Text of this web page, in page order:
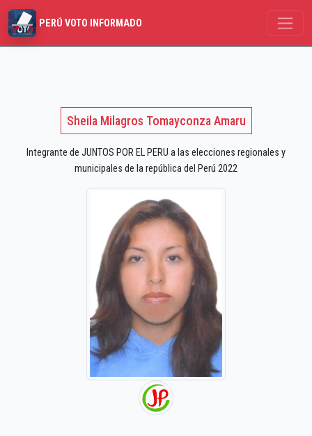
PERÚ VOTO INFORMADO
Sheila Milagros Tomayconza Amaru
Integrante de JUNTOS POR EL PERU a las elecciones regionales y
municipales de la república del Perú 2022